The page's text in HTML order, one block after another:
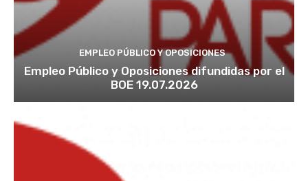
EMPLEO PÚBLICO Y OPOSICIONES
Empleo Público y Oposiciones difundidas por el
BOE 19.07.2026